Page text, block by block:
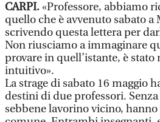
CARPI.«Professore, abbiamo
quello che è avvenuto sabato a
scrivendo questa lettera per
Non riusciamo a immaginare
provare in quell’istante, è stato
intuitivo».
La strage di sabato 16 maggio
destini di due professori.
sebbene lavorino vicino,